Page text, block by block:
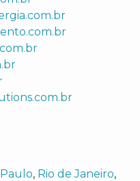
, Rio de Janeiro,